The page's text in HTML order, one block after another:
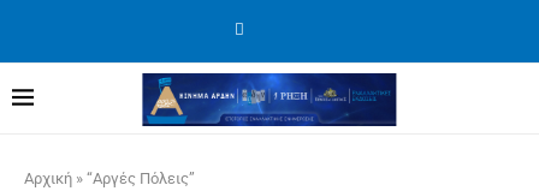
Αρχική » “Αργές Πόλεις”